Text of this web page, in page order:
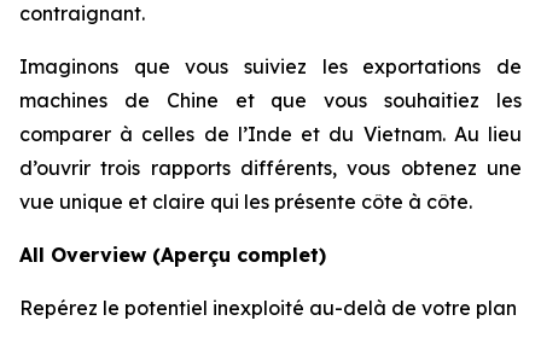
contraignant.
Imaginons que vous suiviez les exportations de
machines de Chine et que vous souhaitiez les
comparer à celles de l’Inde et du Vietnam. Au lieu
d’ouvrir trois rapports différents, vous obtenez une
vue unique et claire qui les présente côte à côte.
All Overview (Aperçu complet)
Repérez le potentiel inexploité au-delà de votre plan